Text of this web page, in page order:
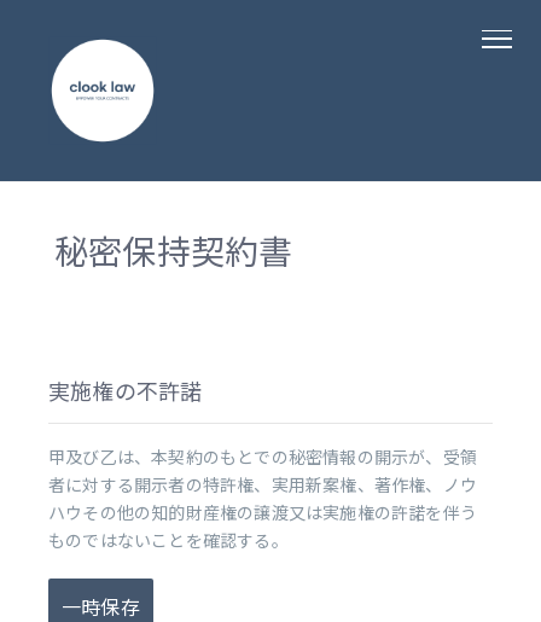
秘密保持契約書
実施権の不許諾
甲及び乙は、本契約のもとでの秘密情報の開示が、受領
者に対する開示者の特許権、実用新案権、著作権、ノウ
ハウその他の知的財産権の譲渡又は実施権の許諾を伴う
ものではないことを確認する。
一時保存